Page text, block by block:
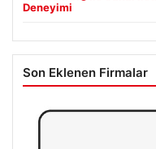
Deneyimi
Son Eklenen Firmalar